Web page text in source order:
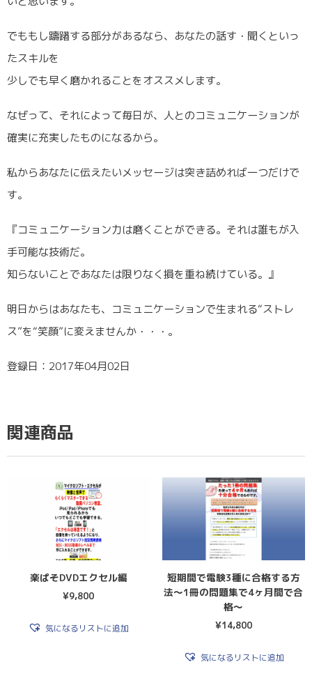
でももし躊躇する部分があるなら、あなたの話す・聞くといっ
たスキルを
少しでも早く磨かれることをオススメします。
なぜって、それによって毎日が、人とのコミュニケーションが
確実に充実したものになるから。
私からあなたに伝えたいメッセージは突き詰めれば一つだけで
す。
『コミュニケーション力は磨くことができる。それは誰もが入
手可能な技術だ。
知らないことであなたは限りなく損を重ね続けている。』
明日からはあなたも、コミュニケーションで生まれる“ストレ
ス”を“笑顔”に変えませんか・・・。
登録日：2017年04月02日
関連商品
楽ぱそDVDエクセル編
¥9,800
気になるリストに追加
短期間で電験3種に合格する方
法〜1冊の問題集で4ヶ月間で合
格〜
¥14,800
気になるリストに追加